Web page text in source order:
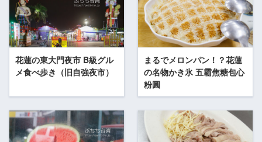
花蓮の東大門夜市 B級グル
メ食べ歩き（旧自強夜市）
まるでメロンパン！？花蓮
の名物かき氷 五霸焦糖包心
粉圓